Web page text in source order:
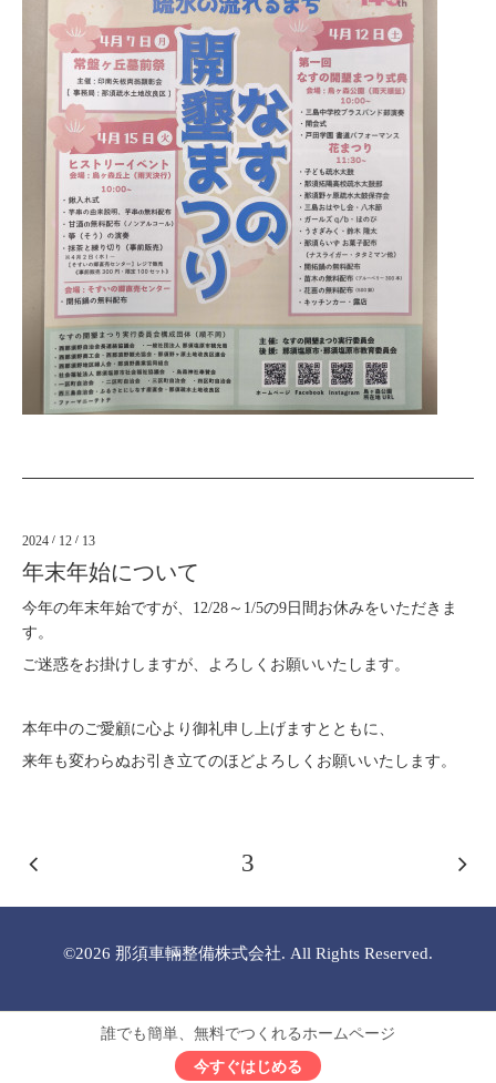
2024 / 12 / 13
年末年始について
今年の年末年始ですが、12/28～1/5の9日間お休みをいただきま
す。
ご迷惑をお掛けしますが、よろしくお願いいたします。
本年中のご愛顧に心より御礼申し上げますとともに、
来年も変わらぬお引き立てのほどよろしくお願いいたします。
3
©2026 那須車輛整備株式会社. All Rights Reserved.
誰でも簡単、無料でつくれるホームページ
今すぐはじめる